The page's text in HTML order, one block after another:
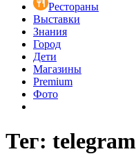
Рестораны
Выставки
Знания
Город
Дети
Магазины
Premium
Фото
Тег: telegram